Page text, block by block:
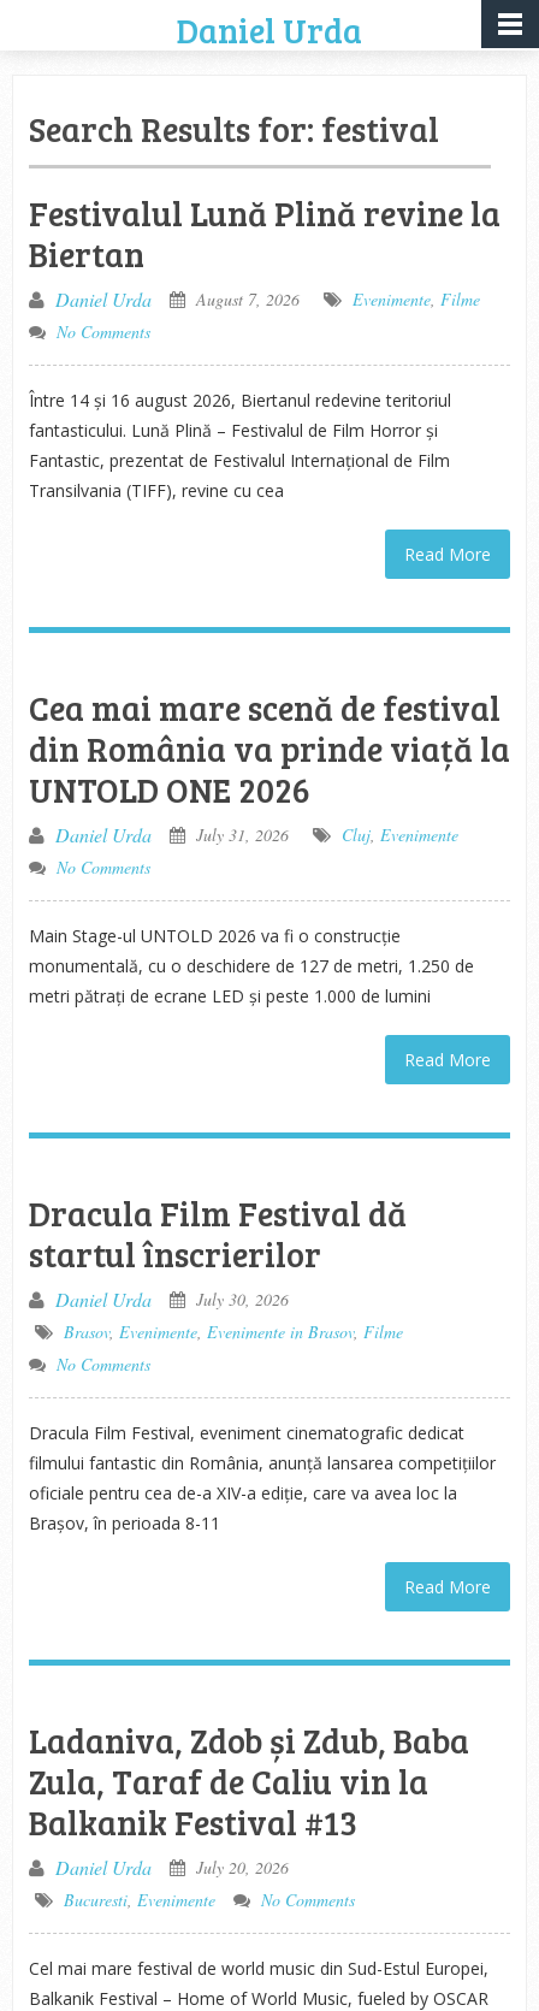
Daniel Urda
Search Results for: festival
Festivalul Lună Plină revine la
Biertan
Daniel Urda August 7, 2026 Evenimente, Filme
No Comments
Între 14 și 16 august 2026, Biertanul redevine teritoriul
fantasticului. Lună Plină – Festivalul de Film Horror și
Fantastic, prezentat de Festivalul Internațional de Film
Transilvania (TIFF), revine cu cea
Read More
Cea mai mare scenă de festival
din România va prinde viață la
UNTOLD ONE 2026
Daniel Urda July 31, 2026 Cluj, Evenimente
No Comments
Main Stage-ul UNTOLD 2026 va fi o construcție
monumentală, cu o deschidere de 127 de metri, 1.250 de
metri pătrați de ecrane LED și peste 1.000 de lumini
Read More
Dracula Film Festival dă
startul înscrierilor
Daniel Urda
July 30, 2026
Brasov, Evenimente, Evenimente in Brasov, Filme
No Comments
Dracula Film Festival, eveniment cinematografic dedicat
filmului fantastic din România, anunță lansarea competițiilor
oficiale pentru cea de-a XIV-a ediție, care va avea loc la
Brașov, în perioada 8-11
Read More
Ladaniva, Zdob și Zdub, Baba
Zula, Taraf de Caliu vin la
Balkanik Festival #13
Daniel Urda
July 20, 2026
Bucuresti, Evenimente No Comments
Cel mai mare festival de world music din Sud-Estul Europei,
Balkanik Festival – Home of World Music, fueled by OSCAR